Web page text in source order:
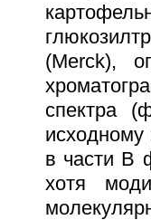
(Merck),
спектра
исходному
в части В
хотя